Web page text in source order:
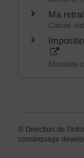
Ma
Caisse
Ministère
© Direction de
comarquage